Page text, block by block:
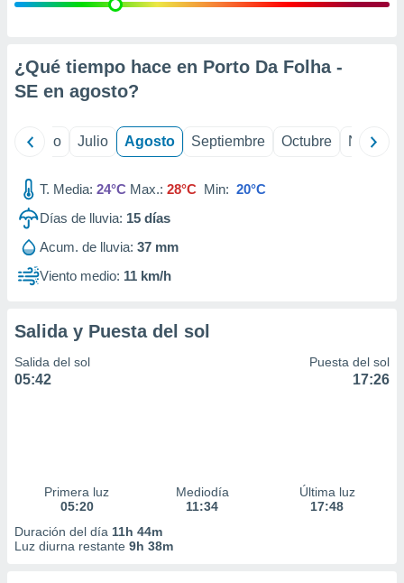
e
mediante
publicidad
de
1199
¿Qué tiempo hace en Porto Da Folha -
SE en agosto?
Junio Julio Agosto Septiembre Octubre
T. Media: 24°C Max.: 28°C Min: 20°C
Días de lluvia: 15 días
Acum. de lluvia: 37 mm
Viento medio: 11 km/h
Salida y Puesta del sol
Salida del sol
05:42
Puesta del sol
17:26
Primera luz
05:20
Mediodía
11:34
Última luz
17:48
Duración del día 11h 44m
Luz diurna restante 9h 38m